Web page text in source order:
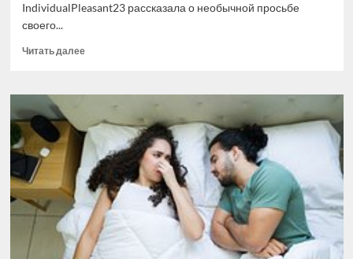
IndividualPleasant23 рассказала о необычной просьбе
своего...
Читать далееПрочитать
Мужчина
накануне
свадьбы
шокировал
невесту
страшной
тайной
своих
отношениях